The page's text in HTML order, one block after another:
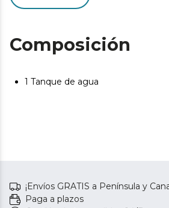
Composición
1 Tanque de agua
¡Envíos GRATIS a Península y
Paga a plazos